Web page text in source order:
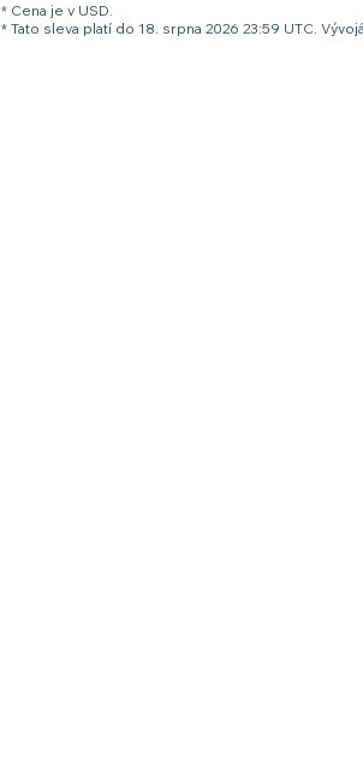
* Cena je v USD.
* Tato sleva platí do 18. srpna 2026 23:59 UTC.